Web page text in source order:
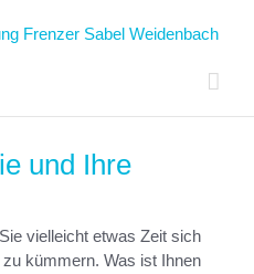
und Ihre
vielleicht etwas Zeit sich
kümmern. Was ist Ihnen